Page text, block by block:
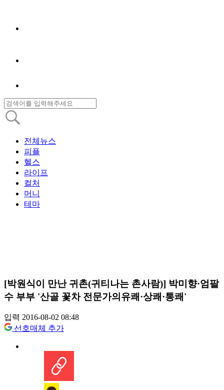
전체뉴스
피플
헬스
라이프
컬처
머니
테마
[박원식이 만난 귀촌(귀티나는 촌사람)] 박미향·엄팔
수 부부 '산골 꽃차 전문가의유쾌·상쾌·통쾌'
입력 2016-08-02 08:48
선호매체 추가